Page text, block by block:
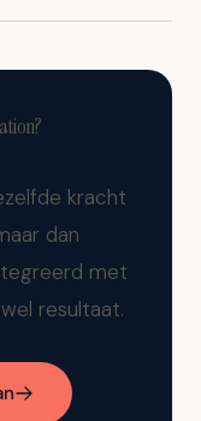
kracht
dan
met
resultaat.